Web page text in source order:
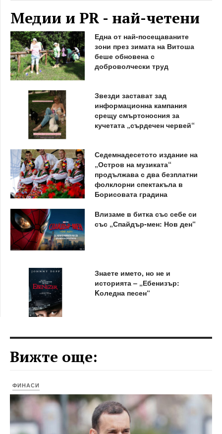
Медии и PR - най-четени
Една от най-посещаваните
зони през зимата на Витоша
беше обновена с
доброволчески труд
Звезди застават зад
информационна кампания
срещу смъртоносния за
кучетата „сърдечен червей“
Седемнадесетото издание на
„Остров на музиката“
продължава с два безплатни
фолклорни спектакъла в
Борисовата градина
Влизаме в битка със себе си
със „Спайдър-мен: Нов ден“
Знаете името, но не и
историята – „Ебенизър:
Kоледна песен“
Вижте още:
ФИНАСИ